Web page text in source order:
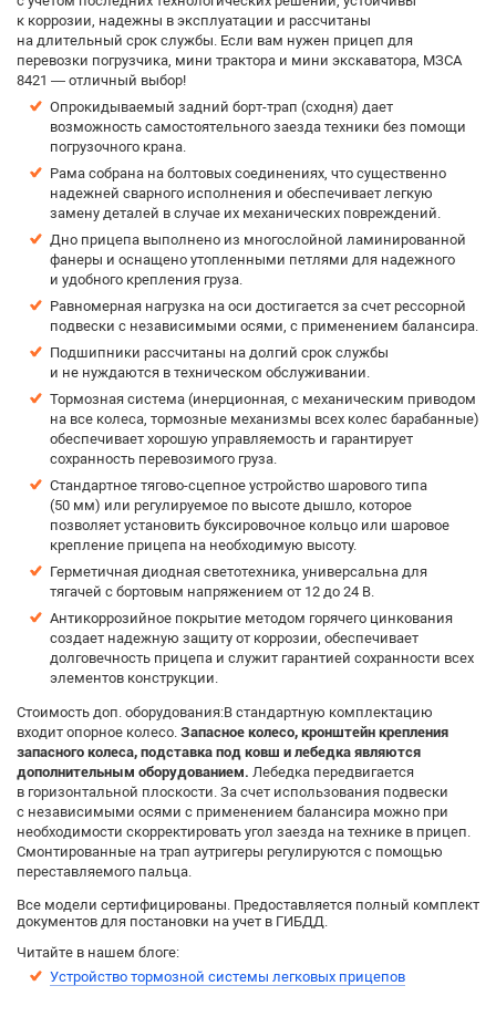
к коррозии, надежны в эксплуатации и рассчитаны
на длительный срок службы. Если вам нужен прицеп для
перевозки погрузчика, мини трактора и мини экскаватора, МЗСА
8421 — отличный выбор!
Опрокидываемый задний борт-трап (сходня) дает
возможность самостоятельного заезда техники без помощи
погрузочного крана.
Рама собрана на болтовых соединениях, что существенно
надежней сварного исполнения и обеспечивает легкую
замену деталей в случае их механических повреждений.
Дно прицепа выполнено из многослойной ламинированной
фанеры и оснащено утопленными петлями для надежного
и удобного крепления груза.
Равномерная нагрузка на оси достигается за счет рессорной
подвески с независимыми осями, с применением балансира.
Подшипники рассчитаны на долгий срок службы
и не нуждаются в техническом обслуживании.
Тормозная система (инерционная, с механическим приводом
на все колеса, тормозные механизмы всех колес барабанные)
обеспечивает хорошую управляемость и гарантирует
сохранность перевозимого груза.
Стандартное тягово-сцепное устройство шарового типа
(50 мм) или регулируемое по высоте дышло, которое
позволяет установить буксировочное кольцо или шаровое
крепление прицепа на необходимую высоту.
Герметичная диодная светотехника, универсальна для
тягачей с бортовым напряжением от 12 до 24 В.
Антикоррозийное покрытие методом горячего цинкования
создает надежную защиту от коррозии, обеспечивает
долговечность прицепа и служит гарантией сохранности всех
элементов конструкции.
Стоимость доп. оборудования:В стандартную комплектацию
входит опорное колесо. Запасное колесо, кронштейн крепления
запасного колеса, подставка под ковш и лебедка являются
дополнительным оборудованием. Лебедка передвигается
в горизонтальной плоскости. За счет использования подвески
с независимыми осями с применением балансира можно при
необходимости скорректировать угол заезда на технике в прицеп.
Смонтированные на трап аутригеры регулируются с помощью
переставляемого пальца.
Все модели сертифицированы. Предоставляется полный комплект
документов для постановки на учет в ГИБДД.
Читайте в нашем блоге:
Устройство тормозной системы легковых прицепов